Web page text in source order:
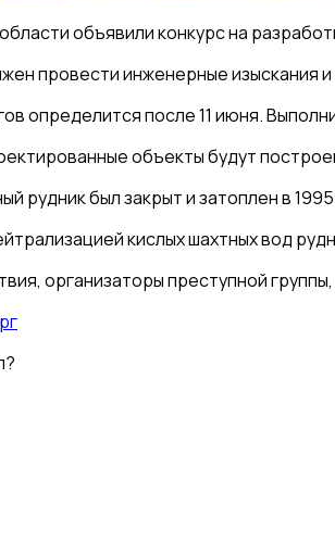
объявили конкурс на
провести инженерные изыскания
определится после 11 июня.
объекты будут
рудник был закрыт и затоплен в
кислых шахтных вод
организаторы преступной